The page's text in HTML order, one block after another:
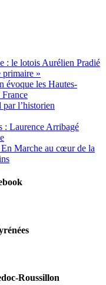
: le lotois Aurélien Pradié
primaire »
évoque les Hautes-
l’historien
: Laurence Arribagé
Marche au cœur de la
Roussillon